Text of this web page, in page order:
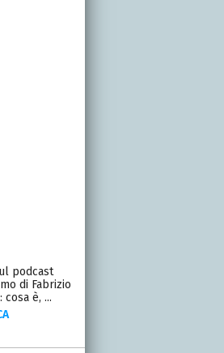
podcast
di Fabrizio
cosa è, ...